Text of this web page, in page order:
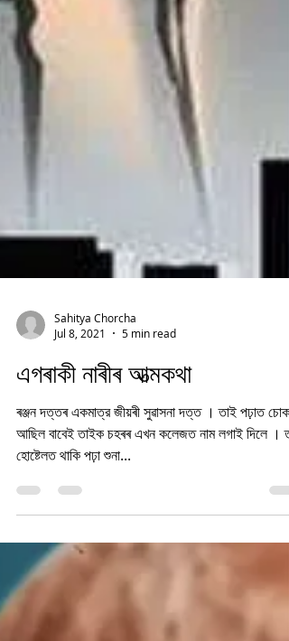
Jul 8, 2021
5 min read
এগৰাকী নাৰীৰ আত্মকথা
ৰঞ্জন দত্তৰ একমাত্র জীয়ৰী সুৱাসনা দত্ত । তাই পঢ়াত চোকা
হোষ্টেলত থাকি পঢ়া শুনা...